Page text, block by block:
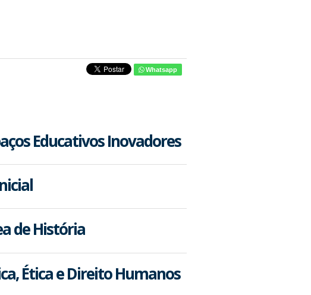
Whatsapp
Educativos Inovadores
de História
Ética e Direito Humanos